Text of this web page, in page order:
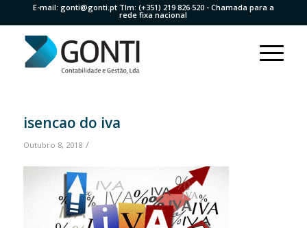
E-mail: gonti@gonti.ptTlm: (+351) 219 826 520- Chamada para a
rede fixa nacional
isencao do iva
Outubro 8, 2018 /